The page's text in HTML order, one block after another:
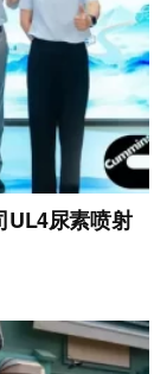
UL4尿素喷射